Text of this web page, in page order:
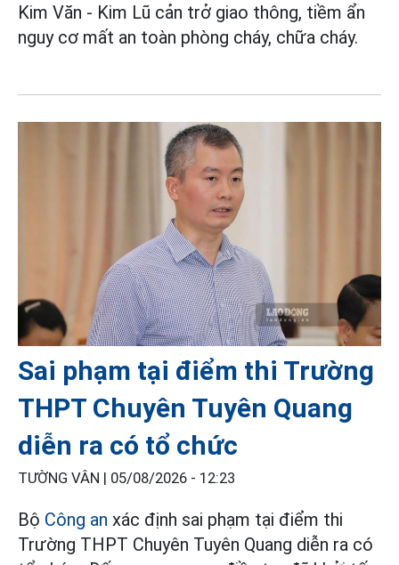
Kim Văn - Kim Lũ cản trở giao thông, tiềm ẩn
nguy cơ mất an toàn phòng cháy, chữa cháy.
Sai phạm tại điểm thi Trường
THPT Chuyên Tuyên Quang
diễn ra có tổ chức
TƯỜNG VÂN | 05/08/2026 - 12:23
Bộ Công an xác định sai phạm tại điểm thi
Trường THPT Chuyên Tuyên Quang diễn ra có